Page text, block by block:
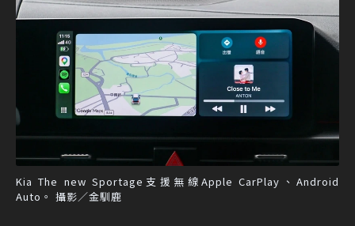
Kia The new Sportage支援無線Apple CarPlay、Android
Auto。 攝影／金馴鹿